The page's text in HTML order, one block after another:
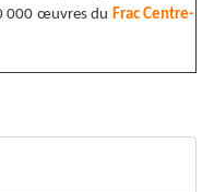
000 œuvres du Frac Centre-